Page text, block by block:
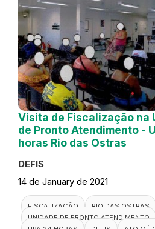
Visita de Fiscalização na
de Pronto Atendimento -
horas Rio das Ostras
DEFIS
14 de January de 2021
FISCALIZAÇÃO
RIO DAS OSTRAS
UNIDADE DE PRONTO ATENDIMENTO